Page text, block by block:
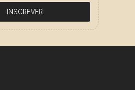
INSCREVER